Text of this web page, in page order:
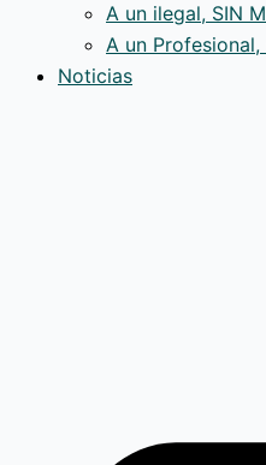
A un ilegal, SIN
A un Profesional,
Noticias